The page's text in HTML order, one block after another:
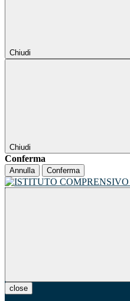
Chiudi
Chiudi
Conferma
Annulla Conferma
close